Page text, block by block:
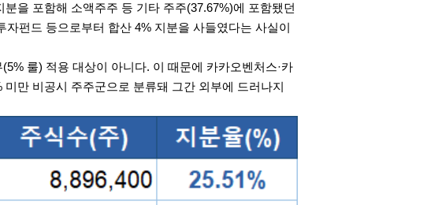
분을 포함해 소액주주 등 기타 주주(37.67%)에 포함됐던
자펀드 등으로부터 합산 4% 지분을 사들였다는 사실이
룰) 적용 대상이 아니다. 이 때문에 카카오벤처스·카
만 비공시 주주군으로 분류돼 그간 외부에 드러나지